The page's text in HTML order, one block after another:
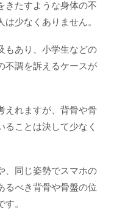
きたすような身体の不
少なくありません。
もあり、小学生などの
不調を訴えるケースが
えれますが、背骨や骨
ことは決して少なく
、同じ姿勢でスマホの
るべき背骨や骨盤の位
。